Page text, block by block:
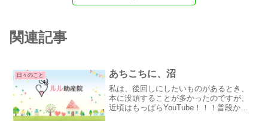
関連記事
日々のこと あちこちに、沼
私は、後回しにしたいものがあるとき、
本に没頭することが多かったのですが、
近頃はもっぱらYouTube！！！普段か